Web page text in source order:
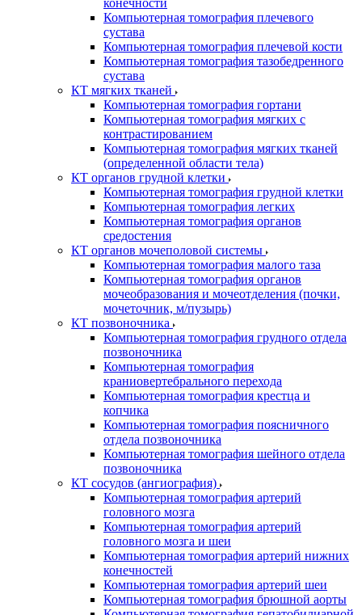
конечности
Компьютерная томография плечевого
сустава
Компьютерная томография плечевой кости
Компьютерная томография тазобедренного
сустава
КТ мягких тканей
Компьютерная томография гортани
Компьютерная томография мягких с
контрастированием
Компьютерная томография мягких тканей
(определенной области тела)
КТ органов грудной клетки
Компьютерная томография грудной клетки
Компьютерная томография легких
Компьютерная томография органов
средостения
КТ органов мочеполовой системы
Компьютерная томография малого таза
Компьютерная томография органов
мочеобразования и мочеотделения (почки,
мочеточник, м/пузырь)
КТ позвоночника
Компьютерная томография грудного отдела
позвоночника
Компьютерная томография
краниовертебрального перехода
Компьютерная томография крестца и
копчика
Компьютерная томография поясничного
отдела позвоночника
Компьютерная томография шейного отдела
позвоночника
КТ сосудов (ангиография)
Компьютерная томография артерий
головного мозга
Компьютерная томография артерий
головного мозга и шеи
Компьютерная томография артерий нижних
конечностей
Компьютерная томография артерий шеи
Компьютерная томография брюшной аорты